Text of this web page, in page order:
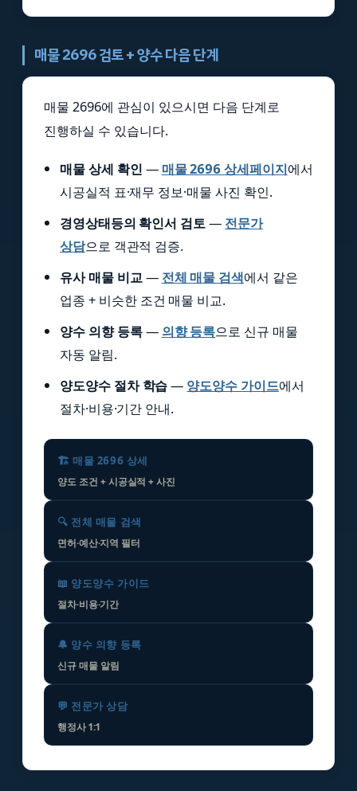
매물 2696 검토 + 양수 다음 단계
매물 2696에 관심이 있으시면 다음 단계로
진행하실 수 있습니다.
매물 상세 확인 — 매물 2696 상세페이지에서
시공실적 표·재무 정보·매물 사진 확인.
경영상태등의 확인서 검토— 전문가
상담으로 객관적 검증.
유사 매물 비교— 전체 매물 검색에서 같은
업종 + 비슷한 조건 매물 비교.
양수 의향 등록— 의향 등록으로 신규 매물
자동 알림.
양도양수 절차 학습— 양도양수 가이드에서
절차·비용·기간 안내.
🏗️ 매물 2696 상세
양도 조건 + 시공실적 + 사진
🔍 전체 매물 검색
면허·예산·지역 필터
📖 양도양수 가이드
절차·비용·기간
🔔 양수 의향 등록
신규 매물 알림
💬 전문가 상담
행정사 1:1